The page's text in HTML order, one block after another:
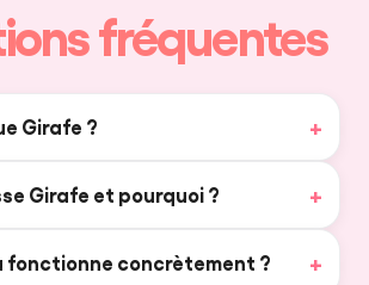
fréquentes
Girafe ?
Girafe et pourquoi ?
fonctionne concrètement ?